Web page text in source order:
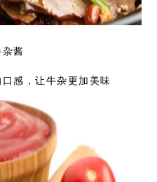
酱
感，让牛杂更加美味